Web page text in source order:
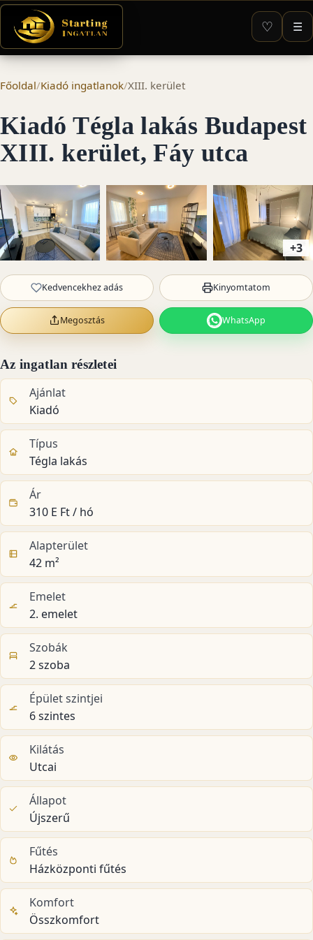
♡ ☰
Főoldal/Kiadó ingatlanok/XIII. kerület
Kiadó Tégla lakás Budapest
XIII. kerület, Fáy utca
+3
Kedvencekhez adás Kinyomtatom
Megosztás WhatsApp
Az ingatlan részletei
Ajánlat
Kiadó
Típus
Tégla lakás
Ár
310 E Ft / hó
Alapterület
42 m²
Emelet
2. emelet
Szobák
2 szoba
Épület szintjei
6 szintes
Kilátás
Utcai
Állapot
Újszerű
Fűtés
Házközponti fűtés
Komfort
Összkomfort